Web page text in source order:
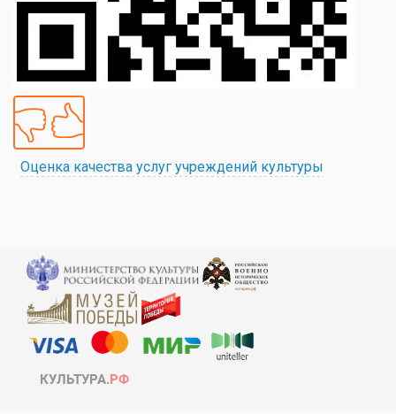
Оценка качества услуг учреждений культуры